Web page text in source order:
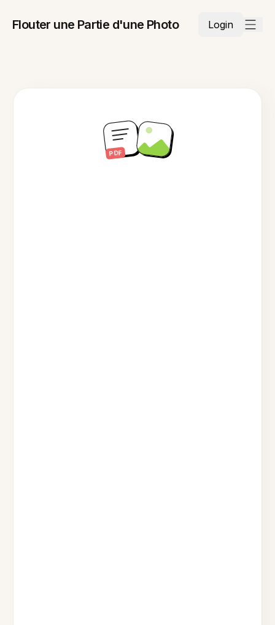
Flouter une Partie d'une Photo Login